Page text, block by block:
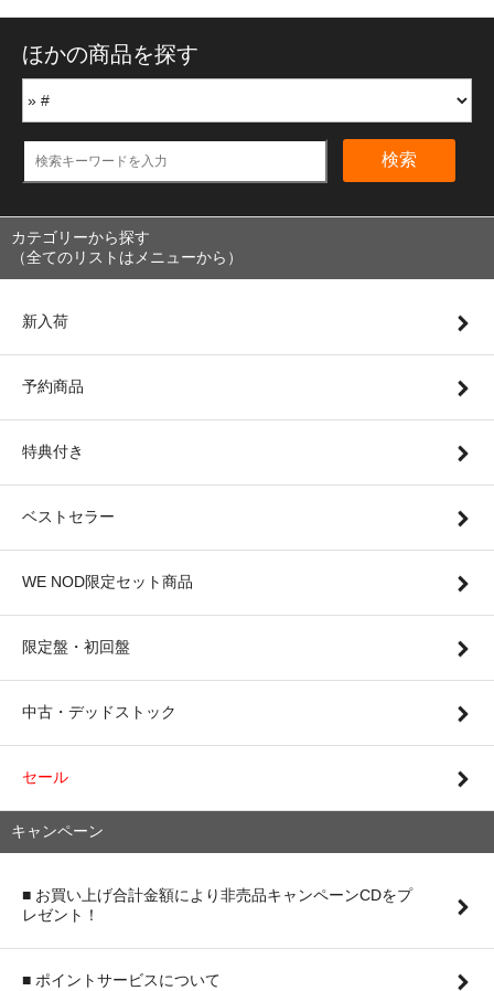
ほかの商品を探す
検索
カテゴリーから探す
（全てのリストはメニューから）
新入荷
予約商品
特典付き
ベストセラー
WE NOD限定セット商品
限定盤・初回盤
中古・デッドストック
セール
キャンペーン
■ お買い上げ合計金額により非売品キャンペーンCDをプ
レゼント！
■ ポイントサービスについて